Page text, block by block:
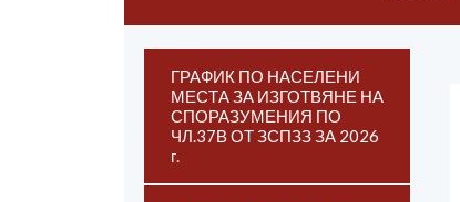
ГРАФИК ПО НАСЕЛЕНИ
МЕСТА ЗА ИЗГОТВЯНЕ НА
СПОРАЗУМЕНИЯ ПО
ЧЛ.37В ОТ ЗСПЗЗ ЗА 2026
г.